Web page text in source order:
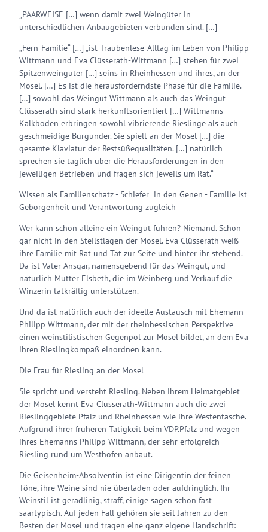
„PAARWEISE […] wenn damit zwei Weingüter in
unterschiedlichen Anbaugebieten verbunden sind. […]
„Fern-Familie“ […] „ist Traubenlese-Alltag im Leben von Philipp
Wittmann und Eva Clüsserath-Wittmann […] stehen für zwei
Spitzenweingüter […] seins in Rheinhessen und ihres, an der
Mosel. […] Es ist die herausforderndste Phase für die Familie.
[…] sowohl das Weingut Wittmann als auch das Weingut
Clüsserath sind stark herkunftsorientiert […] Wittmanns
Kalkböden erbringen sowohl vibrierende Rieslinge als auch
geschmeidige Burgunder. Sie spielt an der Mosel […] die
gesamte Klaviatur der Restsüßequalitäten. […] natürlich
sprechen sie täglich über die Herausforderungen in den
jeweiligen Betrieben und fragen sich jeweils um Rat.“
Wissen als Familienschatz - Schiefer in den Genen - Familie ist
Geborgenheit und Verantwortung zugleich
Wer kann schon alleine ein Weingut führen? Niemand. Schon
gar nicht in den Steilstlagen der Mosel. Eva Clüsserath weiß
ihre Familie mit Rat und Tat zur Seite und hinter ihr stehend.
Da ist Vater Ansgar, namensgebend für das Weingut, und
natürlich Mutter Elsbeth, die im Weinberg und Verkauf die
Winzerin tatkräftig unterstützen.
Und da ist natürlich auch der ideelle Austausch mit Ehemann
Philipp Wittmann, der mit der rheinhessischen Perspektive
einen weinstilistischen Gegenpol zur Mosel bildet, an dem Eva
ihren Rieslingkompaß einordnen kann.
Die Frau für Riesling an der Mosel
Sie spricht und versteht Riesling. Neben ihrem Heimatgebiet
der Mosel kennt Eva Clüsserath-Wittmann auch die zwei
Rieslinggebiete Pfalz und Rheinhessen wie ihre Westentasche.
Aufgrund ihrer früheren Tätigkeit beim VDP.Pfalz und wegen
ihres Ehemanns Philipp Wittmann, der sehr erfolgreich
Riesling rund um Westhofen anbaut.
Die Geisenheim-Absolventin ist eine Dirigentin der feinen
Töne, ihre Weine sind nie überladen oder aufdringlich. Ihr
Weinstil ist geradlinig, straff, einige sagen schon fast
saartypisch. Auf jeden Fall gehören sie seit Jahren zu den
Besten der Mosel und tragen eine ganz eigene Handschrift: